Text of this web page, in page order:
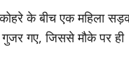
के बीच एक महिला
गए, जिससे मौके पर ही